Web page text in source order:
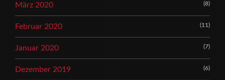
März 2020 (8)
Februar 2020 (11)
Januar 2020 (7)
Dezember 2019 (6)